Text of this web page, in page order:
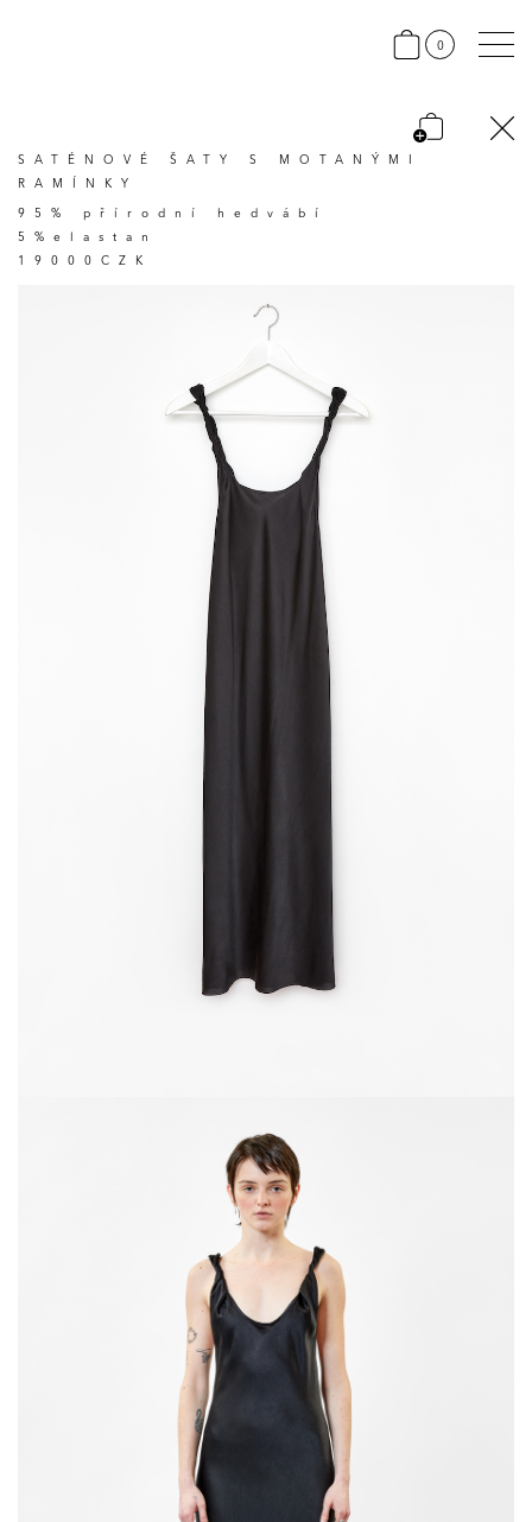
0
SATÉNOVÉ ŠATY S MOTANÝMI
RAMÍNKY
95% přírodní hedvábí
5%elastan
19000CZK